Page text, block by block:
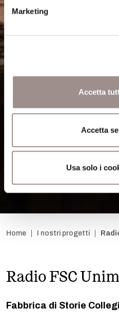
Marketing
Accetta
Accetta
Usa solo i
Home I nostri progetti
Radio FSC
Fabbrica di Storie